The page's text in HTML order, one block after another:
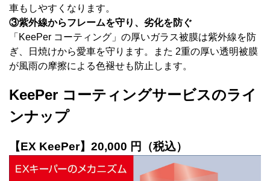
車もしやすくなります。
③紫外線からフレームを守り、劣化を防ぐ
「KeePer コーティング」の厚いガラス被膜は紫外線を防
ぎ、日焼けから愛車を守ります。また 2重の厚い透明被膜
が風雨の摩擦による色褪せも防止します。
KeePer コーティングサービスのライ
ンナップ
【EX KeePer】20,000 円（税込）